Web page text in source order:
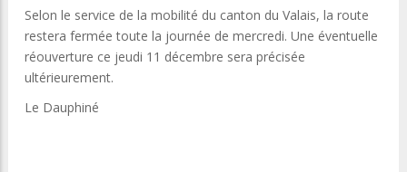
Selon le service de la mobilité du canton du Valais, la route
restera fermée toute la journée de mercredi. Une éventuelle
réouverture ce jeudi 11 décembre sera précisée
ultérieurement.
Le Dauphiné